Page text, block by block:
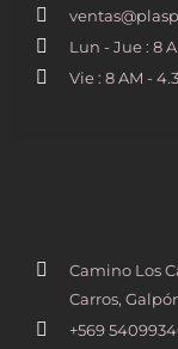
Lun - Jue : 8
Vie : 8 AM -
Camino Los
Carros,
+569